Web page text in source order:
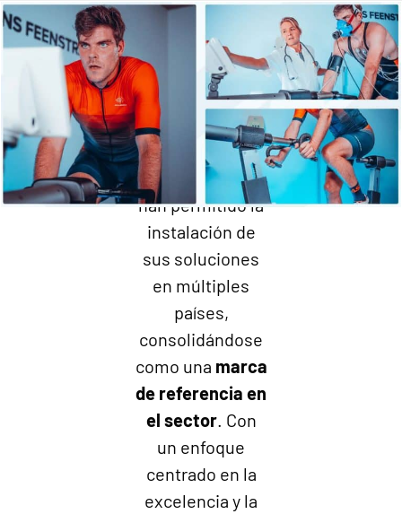
Su experiencia y
compromiso con
la innovación
han permitido la
instalación de
sus soluciones
en múltiples
países,
consolidándose
como una marca
de referencia en
el sector. Con
un enfoque
centrado en la
excelencia y la